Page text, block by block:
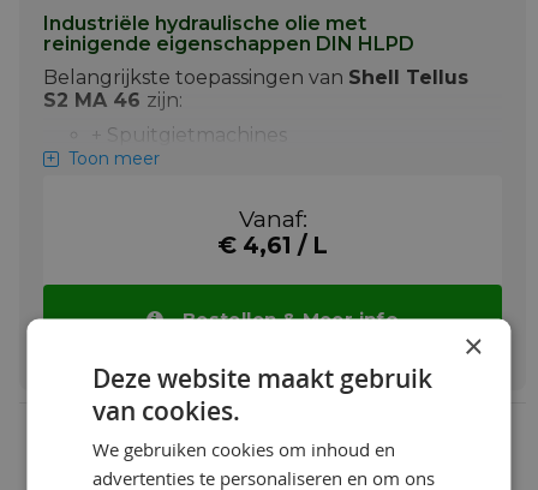
Industriële hydraulische olie met
reinigende eigenschappen DIN HLPD
Belangrijkste toepassingen van Shell Tellus
S2 MA 46 zijn:
+ Spuitgietmachines
+ Mobiele hydraulische systemen
+ Draaikoppen en hydraulische
regelsystemen in automatische
metaalbewerkingsmachines
Shell Tellus S2 MA 46 olie zijn hoogwaardige
hydraulische oliën met reinigende
gebruik van asloze antislijtage technologie
biedt betrouwbare prestaties in
verontreinigde toepassingen zoals bij
snijoliën of wanneer reinheid of beheersing
van vaste vuildeeltjes van essentieel belang
Toon meer
Vanaf:
€ 4,61 / L
Bestellen & Meer info
Te beschermen
×
Deze website maakt gebruik
van cookies.
We gebruiken cookies om inhoud en
advertenties te personaliseren en om ons